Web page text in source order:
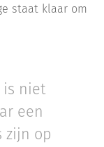
staat klaar om
is niet
een
zijn op